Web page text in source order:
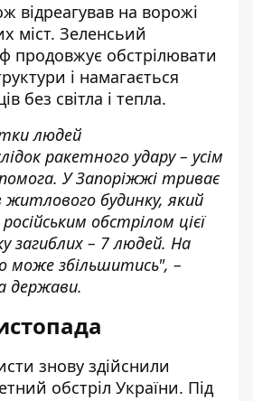
відреагував на ворожі
міст. Зеленсьий
продовжує обстрілювати
і намагається
без світла і тепла.
людей
ракетного удару – усім
У Запоріжжі триває
житлового будинку, який
обстрілом цієї
загиблих – 7 людей. На
може збільшитись", –
держави.
знову здійснили
обстріл України. Під